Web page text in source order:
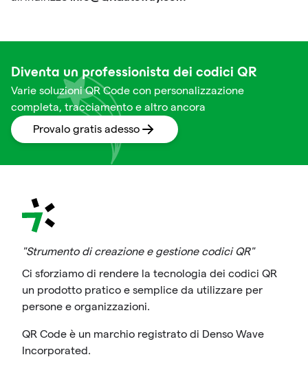
Diventa un professionista dei codici QR
Varie soluzioni QR Code con personalizzazione
completa, tracciamento e altro ancora
Provalo gratis adesso
"Strumento di creazione e gestione codici QR"
Ci sforziamo di rendere la tecnologia dei codici QR
un prodotto pratico e semplice da utilizzare per
persone e organizzazioni.
QR Code è un marchio registrato di Denso Wave
Incorporated.